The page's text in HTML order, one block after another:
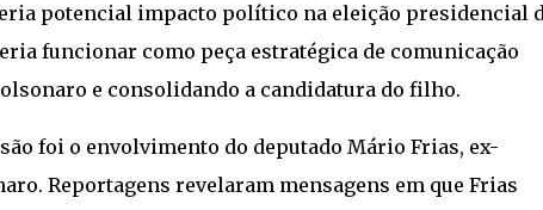
potencial impacto político na eleição presidencial
funcionar como peça estratégica de comunicação
e consolidando a candidatura do filho.
foi o envolvimento do deputado Mário Frias, ex-
Reportagens revelaram mensagens em que Frias